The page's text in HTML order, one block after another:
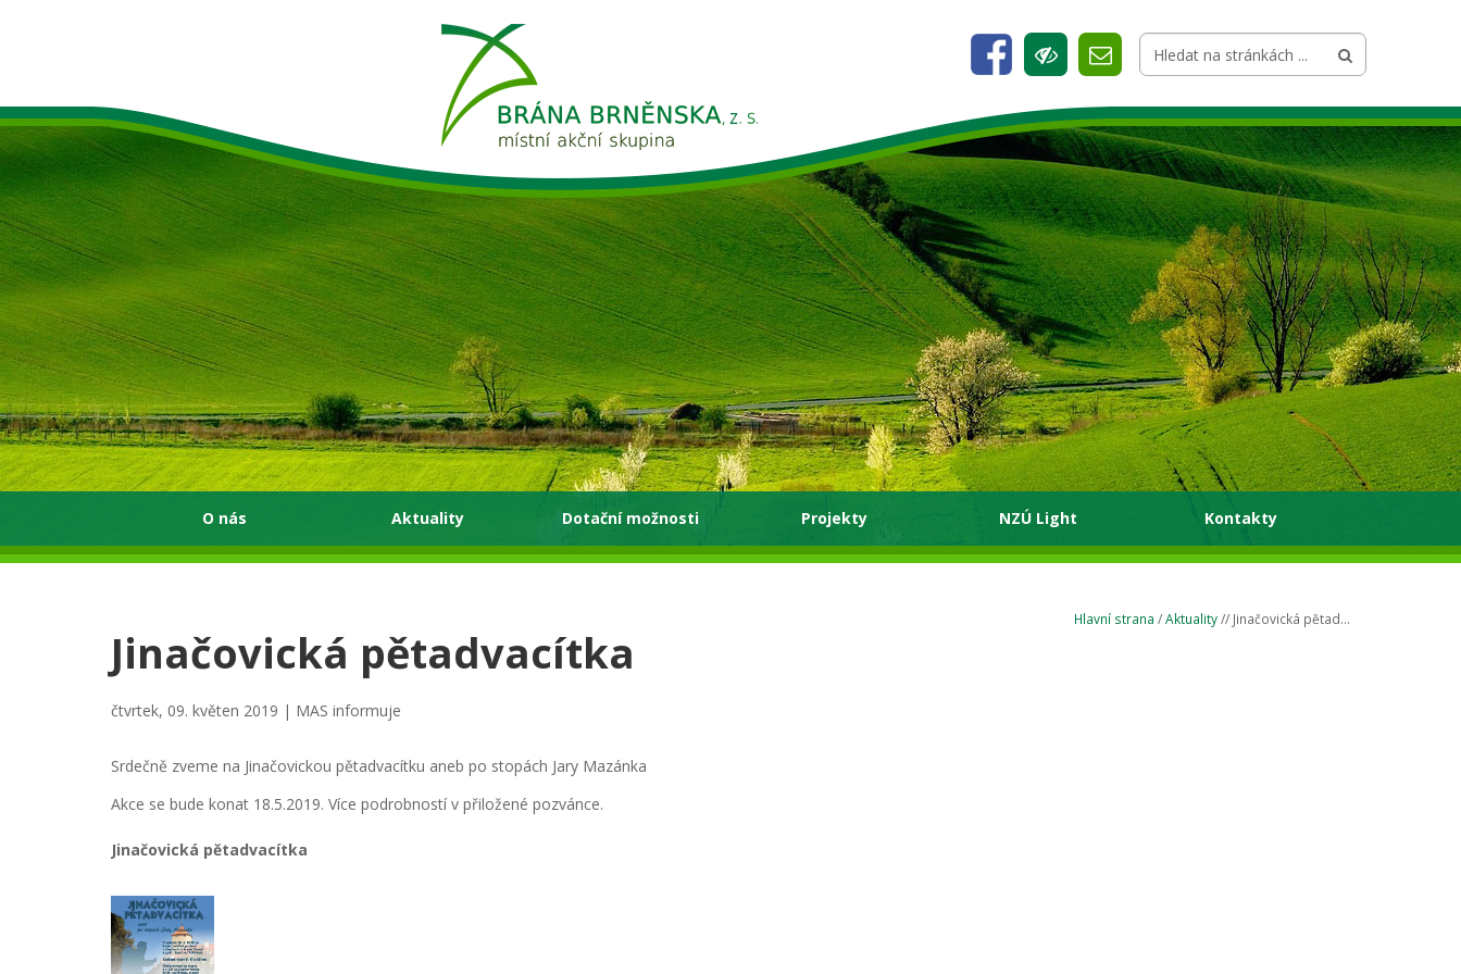
O nás Aktuality Dotační možnosti Projekty NZÚ Light Kontakty
Hlavní strana /Aktuality// Jinačovická pětad...
Jinačovická pětadvacítka
čtvrtek, 09. květen 2019 | MAS informuje
Srdečně zveme na Jinačovickou pětadvacítku aneb po stopách Jary Mazánka
Akce se bude konat 18.5.2019. Více podrobností v přiložené pozvánce.
Jinačovická pětadvacítka